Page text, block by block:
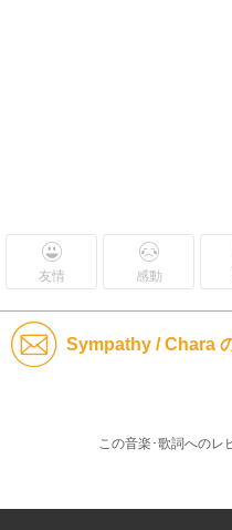
友情 感動
Sympathy / Chara
この音楽･歌詞へのレ